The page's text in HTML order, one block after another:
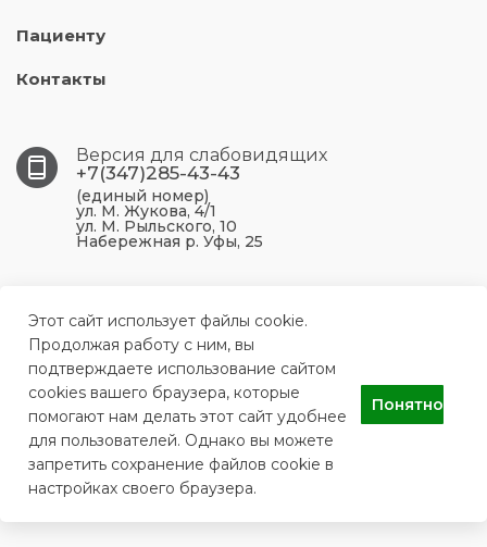
Пациенту
Контакты
Версия для слабовидящих
+7(347)285-43-43
(единый номер)
ул. М. Жукова, 4/1
ул. М. Рыльского, 10
Набережная р. Уфы, 25
Жукова, 4/1
ufa.p43@doctorrb.ru
ГБУЗ РБ Поликлиника №43 г. Уфа
Этот сайт использует файлы cookie.
Продолжая работу с ним, вы
подтверждаете использование сайтом
cookies вашего браузера, которые
помогают нам делать этот сайт удобнее
для пользователей. Однако вы можете
запретить сохранение файлов cookie в
настройках своего браузера.
Понятно